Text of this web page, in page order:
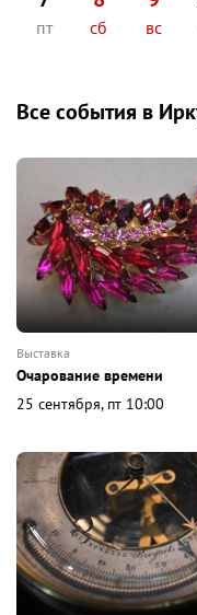
пт сб вс
Все события в
выставка
Очарование времени
25 сентября, пт 10:00